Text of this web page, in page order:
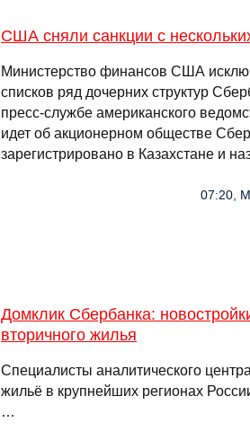
США сняли санкции с
Министерство финансов США
списков ряд дочерних структур
пресс-службе американского
идет об акционерном обществе
зарегистрировано в Казахстане и
07:20,
Домклик Сбербанка:
вторичного жилья
Специалисты аналитического
жильё в крупнейших регионах
…